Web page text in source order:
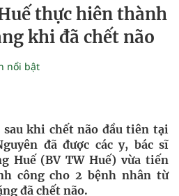
thực hiên thành
khi đã chết não
nổi bật
sau khi chết não đầu tiên tại
đã được các y, bác sĩ
Huế (BV TW Huế) vừa tiến
công cho 2 bệnh nhân từ
đã chết não.